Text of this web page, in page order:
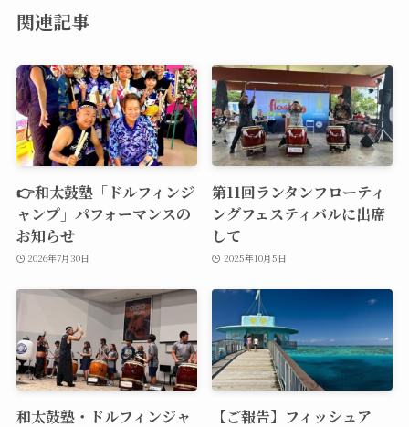
関連記事
👉和太鼓塾「ドルフィンジ
ャンプ」パフォーマンスの
お知らせ
2026年7月30日
第11回ランタンフローティ
ングフェスティバルに出席
して
2025年10月5日
和太鼓塾・ドルフィンジャ
【ご報告】フィッシュア